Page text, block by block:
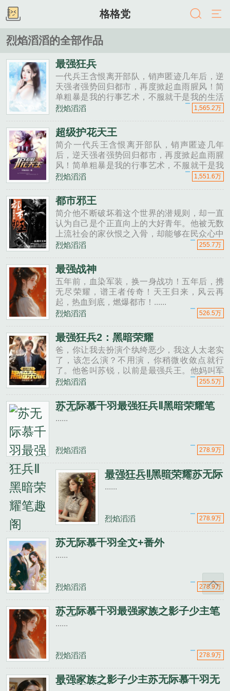
格格党
烈焰滔滔的全部作品
最强狂兵
一代兵王含恨离开部队，销声匿迹几年后，逆
天强者强势回归都市，再度掀起血雨腥风！简
单粗暴是我的行事艺术，不服就干是我的生活
态度！看顶级狂少如何纵横都市，书写属于他
烈焰滔滔 1,565.2万
超级护花天王
简介一代兵王含恨离开部队，销声匿迹几年
后，逆天强者强势回归都市，再度掀起血雨腥
风！简单粗暴是我的行事艺术，不服就干是我
的生活态度！看顶级狂少如何纵横都市，书
烈焰滔滔 1,551.6万
都市邪王
简介他不断破坏着这个世界的潜规则，却一直
认为自己是个正直向上的大好青年。他被无数
上流社会的家伙恨之入骨，却能够在民众心中
拥有至高无上的地位。身负血海深仇，腹黑......
烈焰滔滔 255.7万
最强战神
五年前，血染军装，换一身战功！五年后，携
无尽荣耀，谱王者传奇！天王归来，风云再
起，热血到底，燃爆都市！......
烈焰滔滔 526.5万
最强狂兵2：黑暗荣耀
爸，你让我去扮演个纨绔恶少，我这人太老实
了，该怎么演？不用演，你稍微收敛点就行
了。他爸叫苏锐，以前是最强兵王。他妈叫军
师，以前是超级智囊。他叫苏无际，同时遗传
天灯红酒......
烈焰滔滔 255.5万
苏无际慕千羽最强狂兵Ⅱ黑暗荣耀笔
......
烈焰滔滔 278.9万
最强狂兵Ⅱ黑暗荣耀苏无际
......
烈焰滔滔 278.9万
苏无际慕千羽全文+番外
......
烈焰滔滔 278.9万
苏无际慕千羽最强家族之影子少主笔
......
烈焰滔滔 278.9万
最强家族之影子少主苏无际慕千羽无